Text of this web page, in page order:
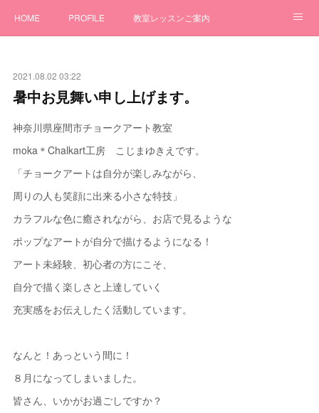
HOME PROFILE 教室レッスンご案内
チョークアートBLOG お問合せ
2021.08.02 03:22
暑中お見舞い申し上げます。
神奈川県座間市チョークアート教室
moka＊Chalkart工房 こじまゆきえです。
「チョークアートは自分が楽しみながら、
周りの人も笑顔に出来る小さな特技」
カラフルな色に癒されながら、お店で見るような
ポップなアートが自分で描けるようになる！
アート未経験、初心者の方にこそ、
自分で描く楽しさと上達していく
充実感をお伝えしたく活動しています。
なんと！あっという間に！
８月になってしまいました。
皆さん、いかがお過ごしですか？